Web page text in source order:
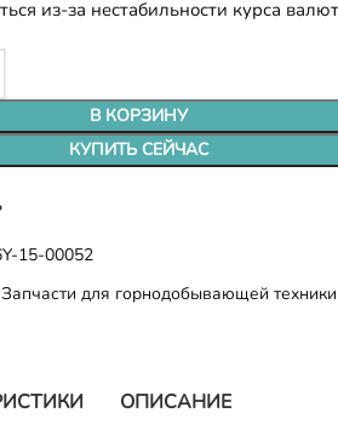
из-за нестабильности курса
В КОРЗИНУ
КУПИТЬ СЕЙЧАС
15-00052
Запчасти для горнодобывающей техники
ОПИСАНИЕ